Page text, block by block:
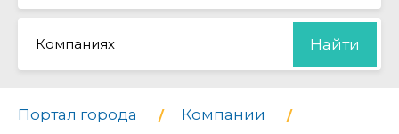
Компаниях Найти
Портал города
Компании